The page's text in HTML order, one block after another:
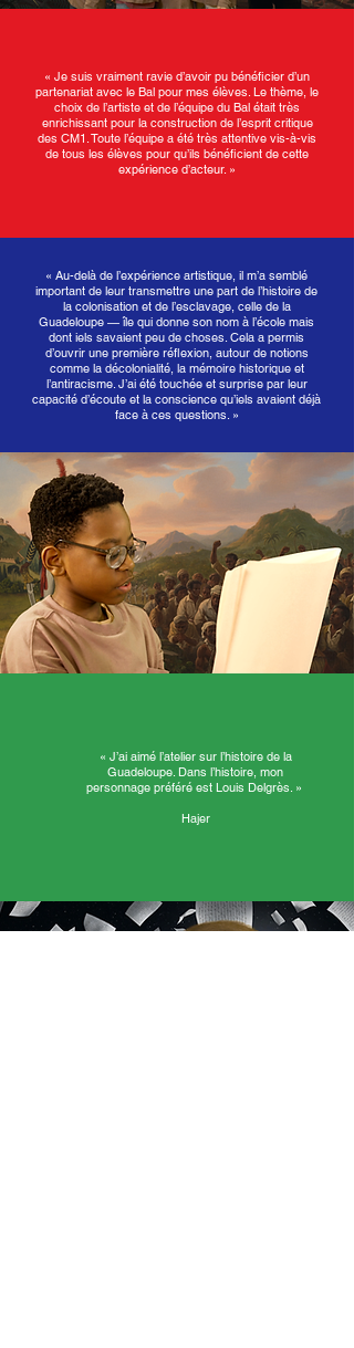
« Je suis vraiment ravie d’avoir pu bénéficier d’un
partenariat avec le Bal pour mes élèves. Le thème, le
choix de l’artiste et de l’équipe du Bal était très
enrichissant pour la construction de l’esprit critique
des CM1. Toute l’équipe a été très attentive vis-à-vis
de tous les élèves pour qu’ils bénéficient de cette
expérience d’acteur. »
« Au-delà de l’expérience artistique, il m’a semblé
important de leur transmettre une part de l’histoire de
la colonisation et de l’esclavage, celle de la
Guadeloupe — île qui donne son nom à l’école mais
dont iels savaient peu de choses. Cela a permis
d’ouvrir une première réflexion, autour de notions
comme la décolonialité, la mémoire historique et
l’antiracisme. J’ai été touchée et surprise par leur
capacité d’écoute et la conscience qu’iels avaient déjà
face à ces questions. »
« J’ai aimé l’atelier sur l’histoire de la
Guadeloupe. Dans l’histoire, mon
personnage préféré est Louis Delgrès. »
Hajer